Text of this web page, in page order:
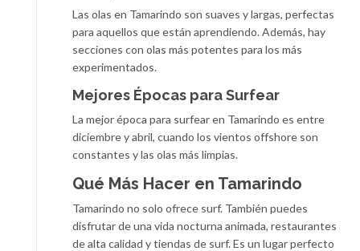
Las olas en Tamarindo son suaves y largas, perfectas
para aquellos que están aprendiendo. Además, hay
secciones con olas más potentes para los más
experimentados.
Mejores Épocas para Surfear
La mejor época para surfear en Tamarindo es entre
diciembre y abril, cuando los vientos offshore son
constantes y las olas más limpias.
Qué Más Hacer en Tamarindo
Tamarindo no solo ofrece surf. También puedes
disfrutar de una vida nocturna animada, restaurantes
de alta calidad y tiendas de surf. Es un lugar perfecto